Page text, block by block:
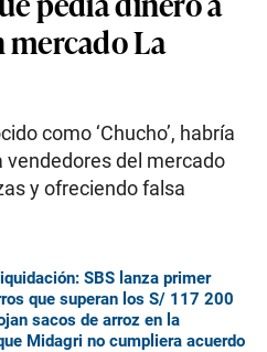
La
como ‘Chucho’, habría
del mercado
y ofreciendo falsa
SBS lanza primer
que superan los S/ 117 200
sacos de arroz en la
Midagri no cumpliera acuerdo